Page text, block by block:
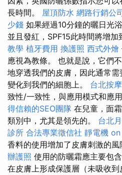
長時間。 屋頂防水 網路行銷公
少錢 如果經過10分鐘的曬日光
並且發紅，SPF15此時間將增加
教學 植牙費用 換護照 西式外燴
應視為教條。 也就是說，它們
地穿透我們的皮膚，因此通常
變化到我們的細胞上。 台北按
致性/一致性，與應用模式和應
得信賴的SEO團隊 在兒童，面
類別中，尤其是領先的。 台北
診所 合法專業徵信社 靜電機
香料的使用增加了皮膚刺激的風
辦護照 使用的防曬霜應主要包
在皮膚上形成保護層（未吸收